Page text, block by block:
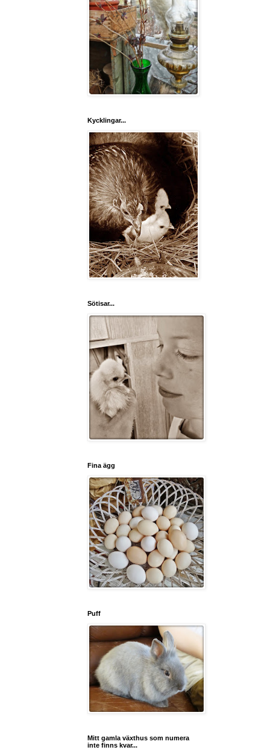
Kycklingar...
Sötisar...
Fina ägg
Puff
Mitt gamla växthus som numera
inte finns kvar...